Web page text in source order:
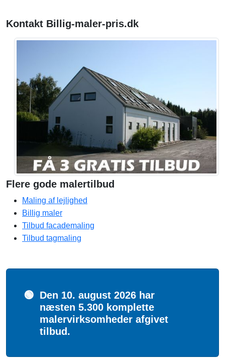
Kontakt Billig-maler-pris.dk
Flere gode malertilbud
Maling af lejlighed
Billig maler
Tilbud facademaling
Tilbud tagmaling
🟢 Den 10. august 2026 har
næsten 5.300 komplette
malervirksomheder afgivet
tilbud.